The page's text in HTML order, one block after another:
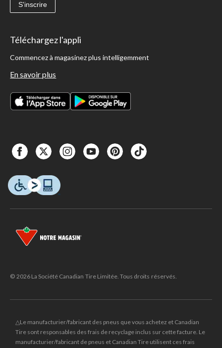
S'inscrire
Téléchargez l'appli
Commencez à magasinez plus intelligemment
En savoir plus
© 2026 La Société Canadian Tire Limitée. Tous droits réservés.
△Le manufacturier/fabricant des pneus que vous achetez et Canadian
Tire sont responsables des frais de recyclage inclus sur cette facture. Le
manufacturier/fabricant de pneus et Canadian Tire utilisent ces frais